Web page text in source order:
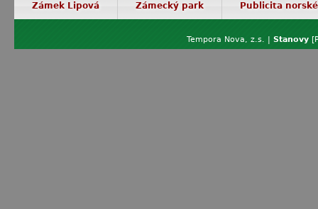
Zámek Lipová Zámecký park Publicita
Tempora Nova, z.s. | Stanovy